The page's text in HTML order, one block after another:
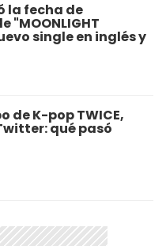
la fecha de
"MOONLIGHT
single en inglés y
de K-pop TWICE,
qué pasó